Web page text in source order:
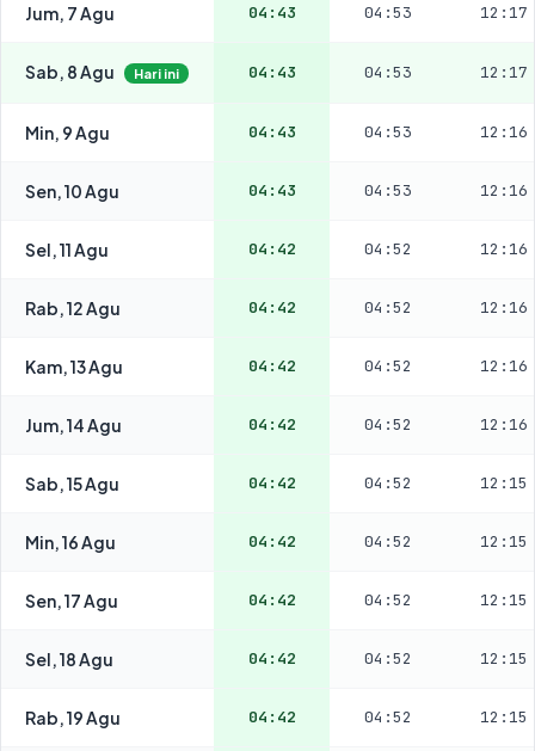
Jum, 7 Agu 04:43 04:53 12:17
Sab, 8 Agu Hari ini 04:43 04:53 12:17
Min, 9 Agu 04:43 04:53 12:16
Sen, 10 Agu 04:43 04:53 12:16
Sel, 11 Agu 04:42 04:52 12:16
Rab, 12 Agu 04:42 04:52 12:16
Kam, 13 Agu 04:42 04:52 12:16
Jum, 14 Agu 04:42 04:52 12:16
Sab, 15 Agu 04:42 04:52 12:15
Min, 16 Agu 04:42 04:52 12:15
Sen, 17 Agu 04:42 04:52 12:15
Sel, 18 Agu 04:42 04:52 12:15
Rab, 19 Agu 04:42 04:52 12:15